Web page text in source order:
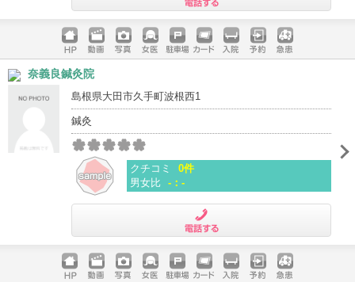
ホームペ
ージ
動画 写真 女医 駐車場
クレジッ
入院 予約 急患
奈義良鍼灸院
島根県大田市久手町波根西1
鍼灸
クチコミ
0件
男女比 -：-